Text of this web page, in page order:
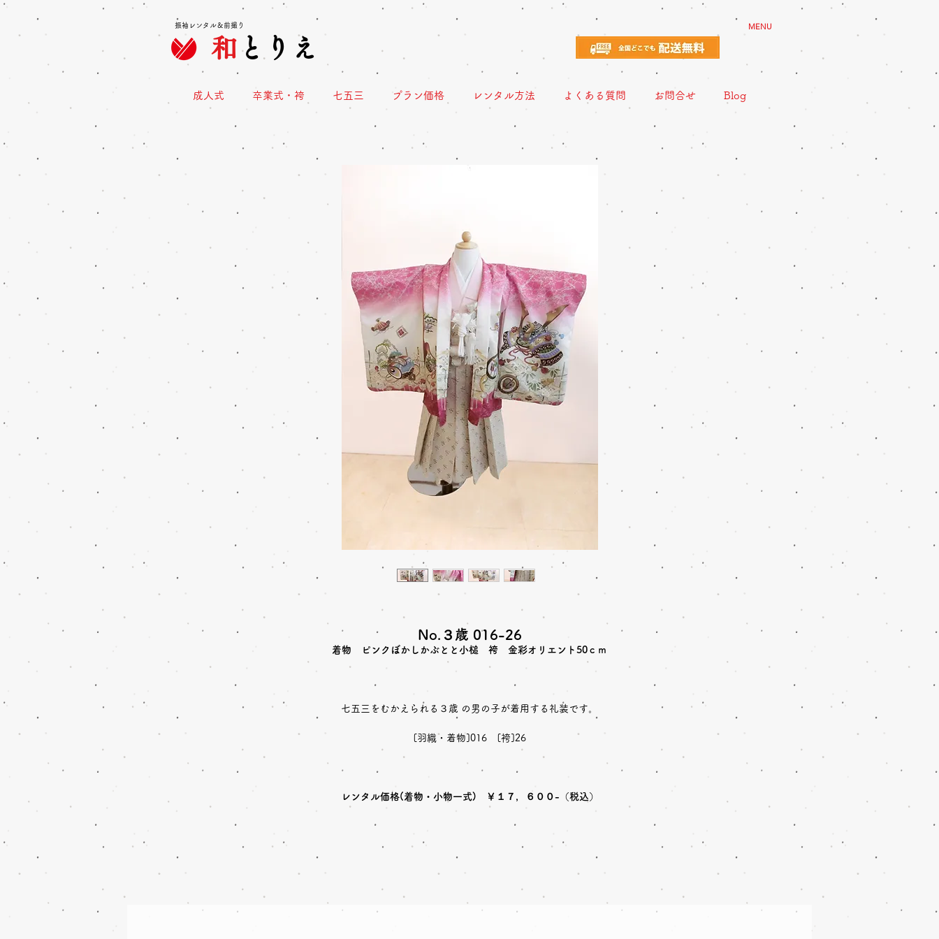
和とりえ
振袖レンタル＆前撮り MENU
成人式 卒業式・袴 七五三 プラン価格 レンタル方法 よくある質問 お問合せ Blog
No.３歳 016-26
着物 ピンクぼかしかぶとと小槌 袴 金彩オリエント50ｃｍ
七五三をむかえられる３歳 の男の子が着用する礼装です。
[羽織・着物]016 [袴]26
レンタル価格(着物・小物一式) ￥１７，６００-（税込）